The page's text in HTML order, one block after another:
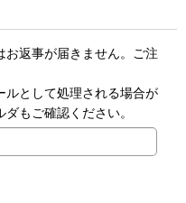
お返事が届きません。ご注
ルとして処理される場合が
もご確認ください。